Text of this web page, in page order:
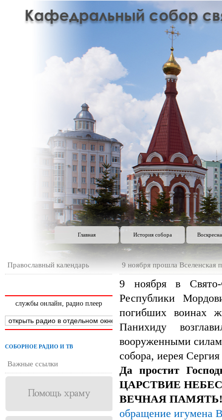
Главная История собора
Православный календарь
службы онлайн, радио плеер
СОБОРНОЕ РАДИО И ТВ
Важные ссылки
9 ноября прошла
9 ноября в Свято-
Республики
погибших воинах
Панихиду
вооруженными
собора, иерея
Да простит
ЦАРСТВИЕ
ВЕЧНАЯ
обращение игумена